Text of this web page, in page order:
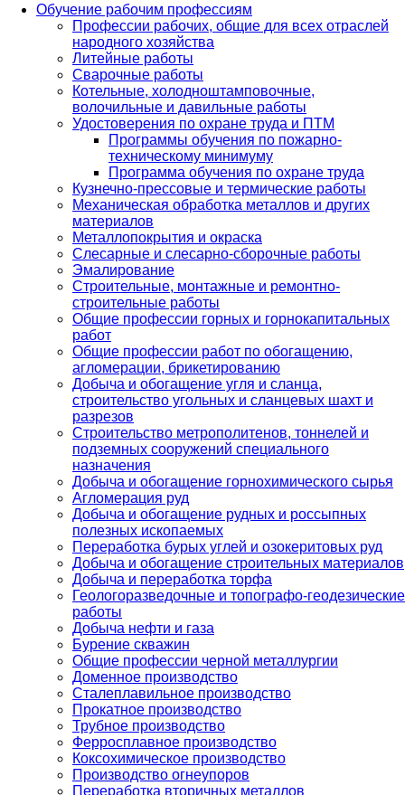
Обучение рабочим профессиям
Профессии рабочих, общие для всех отраслей
народного хозяйства
Литейные работы
Сварочные работы
Котельные, холодноштамповочные,
волочильные и давильные работы
Удостоверения по охране труда и ПТМ
Программы обучения по пожарно-
техническому минимуму
Программа обучения по охране труда
Кузнечно-прессовые и термические работы
Механическая обработка металлов и других
материалов
Металлопокрытия и окраска
Слесарные и слесарно-сборочные работы
Эмалирование
Строительные, монтажные и ремонтно-
строительные работы
Общие профессии горных и горнокапитальных
работ
Общие профессии работ по обогащению,
агломерации, брикетированию
Добыча и обогащение угля и сланца,
строительство угольных и сланцевых шахт и
разрезов
Строительство метрополитенов, тоннелей и
подземных сооружений специального
назначения
Добыча и обогащение горнохимического сырья
Агломерация руд
Добыча и обогащение рудных и россыпных
полезных ископаемых
Переработка бурых углей и озокеритовых руд
Добыча и обогащение строительных материалов
Добыча и переработка торфа
Геологоразведочные и топографо-геодезические
работы
Добыча нефти и газа
Бурение скважин
Общие профессии черной металлургии
Доменное производство
Сталеплавильное производство
Прокатное производство
Трубное производство
Ферросплавное производство
Коксохимическое производство
Производство огнеупоров
Переработка вторичных металлов